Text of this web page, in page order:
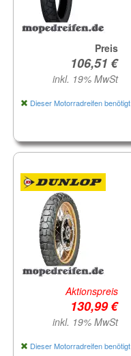
Preis
inkl. 19% MwSt
Dieser Motorradreifen benötigt
Aktionspreis
inkl. 19% MwSt
Dieser Motorradreifen benötigt